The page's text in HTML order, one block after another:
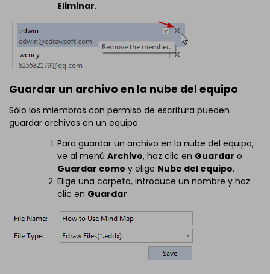
Eliminar.
Guardar un archivo en la nube del equipo
Sólo los miembros con permiso de escritura pueden
guardar archivos en un equipo.
Para guardar un archivo en la nube del equipo,
ve al menú Archivo, haz clic en Guardar o
Guardar como y elige Nube del equipo.
Elige una carpeta, introduce un nombre y haz
clic en Guardar.